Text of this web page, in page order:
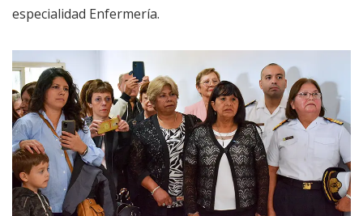
especialidad Enfermería.